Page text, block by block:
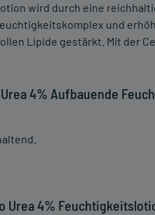
wird durch eine
und
Lipide gestärkt. Mit der
4% Aufbauende
Urea 4%